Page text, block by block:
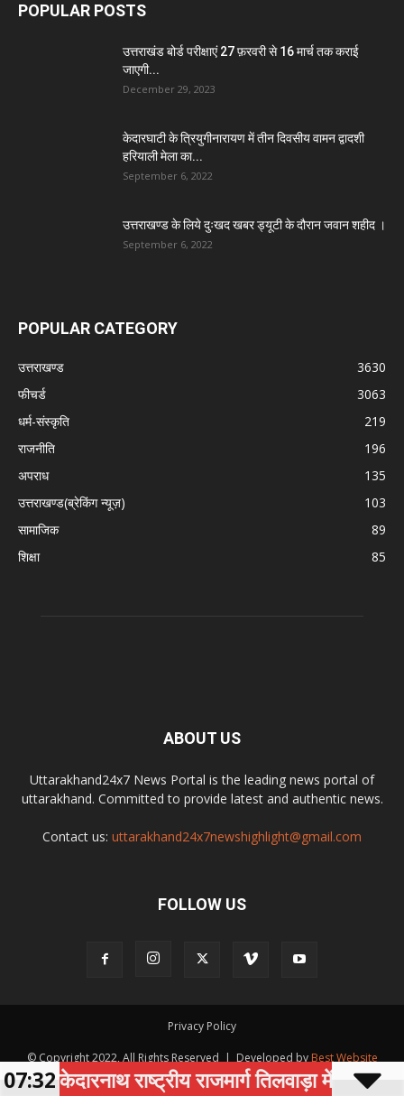
POPULAR POSTS
उत्तराखंड बोर्ड परीक्षाएं 27 फ़रवरी से 16 मार्च तक कराई
जाएगी...
December 29, 2023
केदारघाटी के त्रियुगीनारायण में तीन दिवसीय वामन द्वादशी
हरियाली मेला का...
September 6, 2022
उत्तराखण्ड के लिये दुःखद खबर ड्यूटी के दौरान जवान शहीद ।
September 6, 2022
POPULAR CATEGORY
उत्तराखण्ड
3630
फीचर्ड
3063
धर्म-संस्कृति
219
राजनीति
196
अपराध
135
उत्तराखण्ड(ब्रेकिंग न्यूज़)
103
सामाजिक
89
शिक्षा
85
ABOUT US
Uttarakhand24x7 News Portal is the leading news portal of
uttarakhand. Committed to provide latest and authentic news.
Contact us: uttarakhand24x7newshighlight@gmail.com
FOLLOW US
Privacy Policy
© Copyright 2022, All Rights Reserved | Developed by Best Website
Development Company
केदारनाथ राष्ट्रीय राजमार्ग तिलवाड़ा में भूस्खलन
07:32